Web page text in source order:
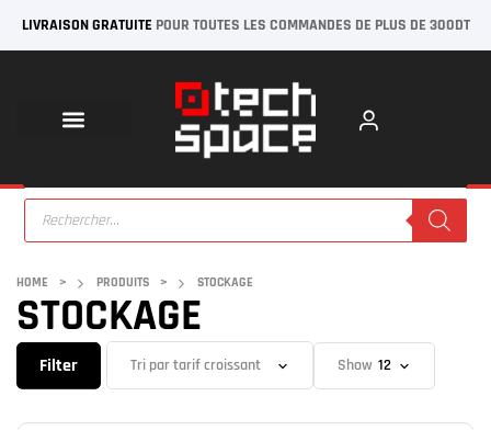
LIVRAISON GRATUITE POUR TOUTES LES COMMANDES DE PLUS DE 300DT
HOME > PRODUITS > STOCKAGE
STOCKAGE
Filter Show